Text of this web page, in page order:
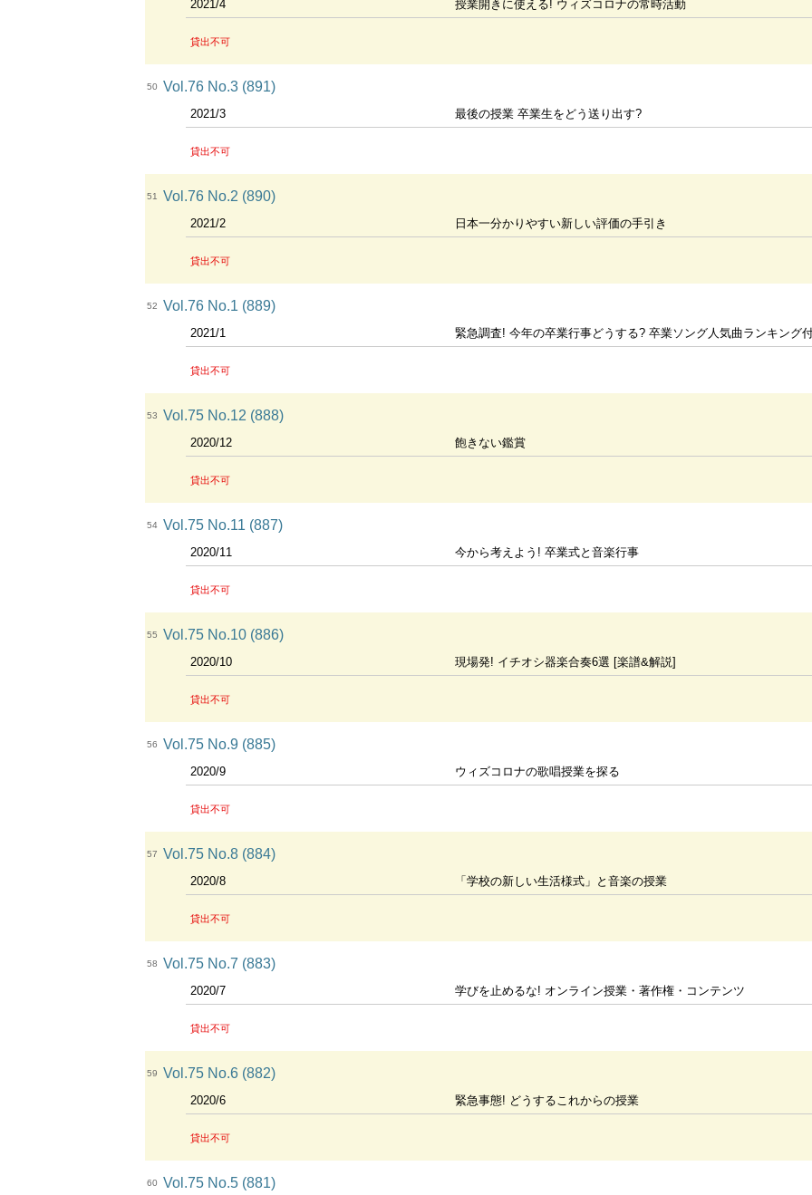
2021/4 授業開きに使える! ウィズコロナの常時活動
貸出不可
50 Vol.76 No.3 (891)
2021/3 最後の授業 卒業生をどう送り出す?
貸出不可
51 Vol.76 No.2 (890)
2021/2 日本一分かりやすい新しい評価の手引き
貸出不可
52 Vol.76 No.1 (889)
2021/1 緊急調査! 今年の卒業行事どうする? 卒業ソング人気曲ランキング
貸出不可
53 Vol.75 No.12 (888)
2020/12 飽きない鑑賞
貸出不可
54 Vol.75 No.11 (887)
2020/11 今から考えよう! 卒業式と音楽行事
貸出不可
55 Vol.75 No.10 (886)
2020/10 現場発! イチオシ器楽合奏6選 [楽譜&解説]
貸出不可
56 Vol.75 No.9 (885)
2020/9 ウィズコロナの歌唱授業を探る
貸出不可
57 Vol.75 No.8 (884)
2020/8 「学校の新しい生活様式」と音楽の授業
貸出不可
58 Vol.75 No.7 (883)
2020/7 学びを止めるな! オンライン授業・著作権・コンテンツ
貸出不可
59 Vol.75 No.6 (882)
2020/6 緊急事態! どうするこれからの授業
貸出不可
60 Vol.75 No.5 (881)